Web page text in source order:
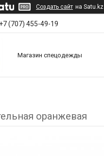
Создать сайт на Satu.kz
+7 (707) 455-49-19
Магазин спецодежды
оранжевая